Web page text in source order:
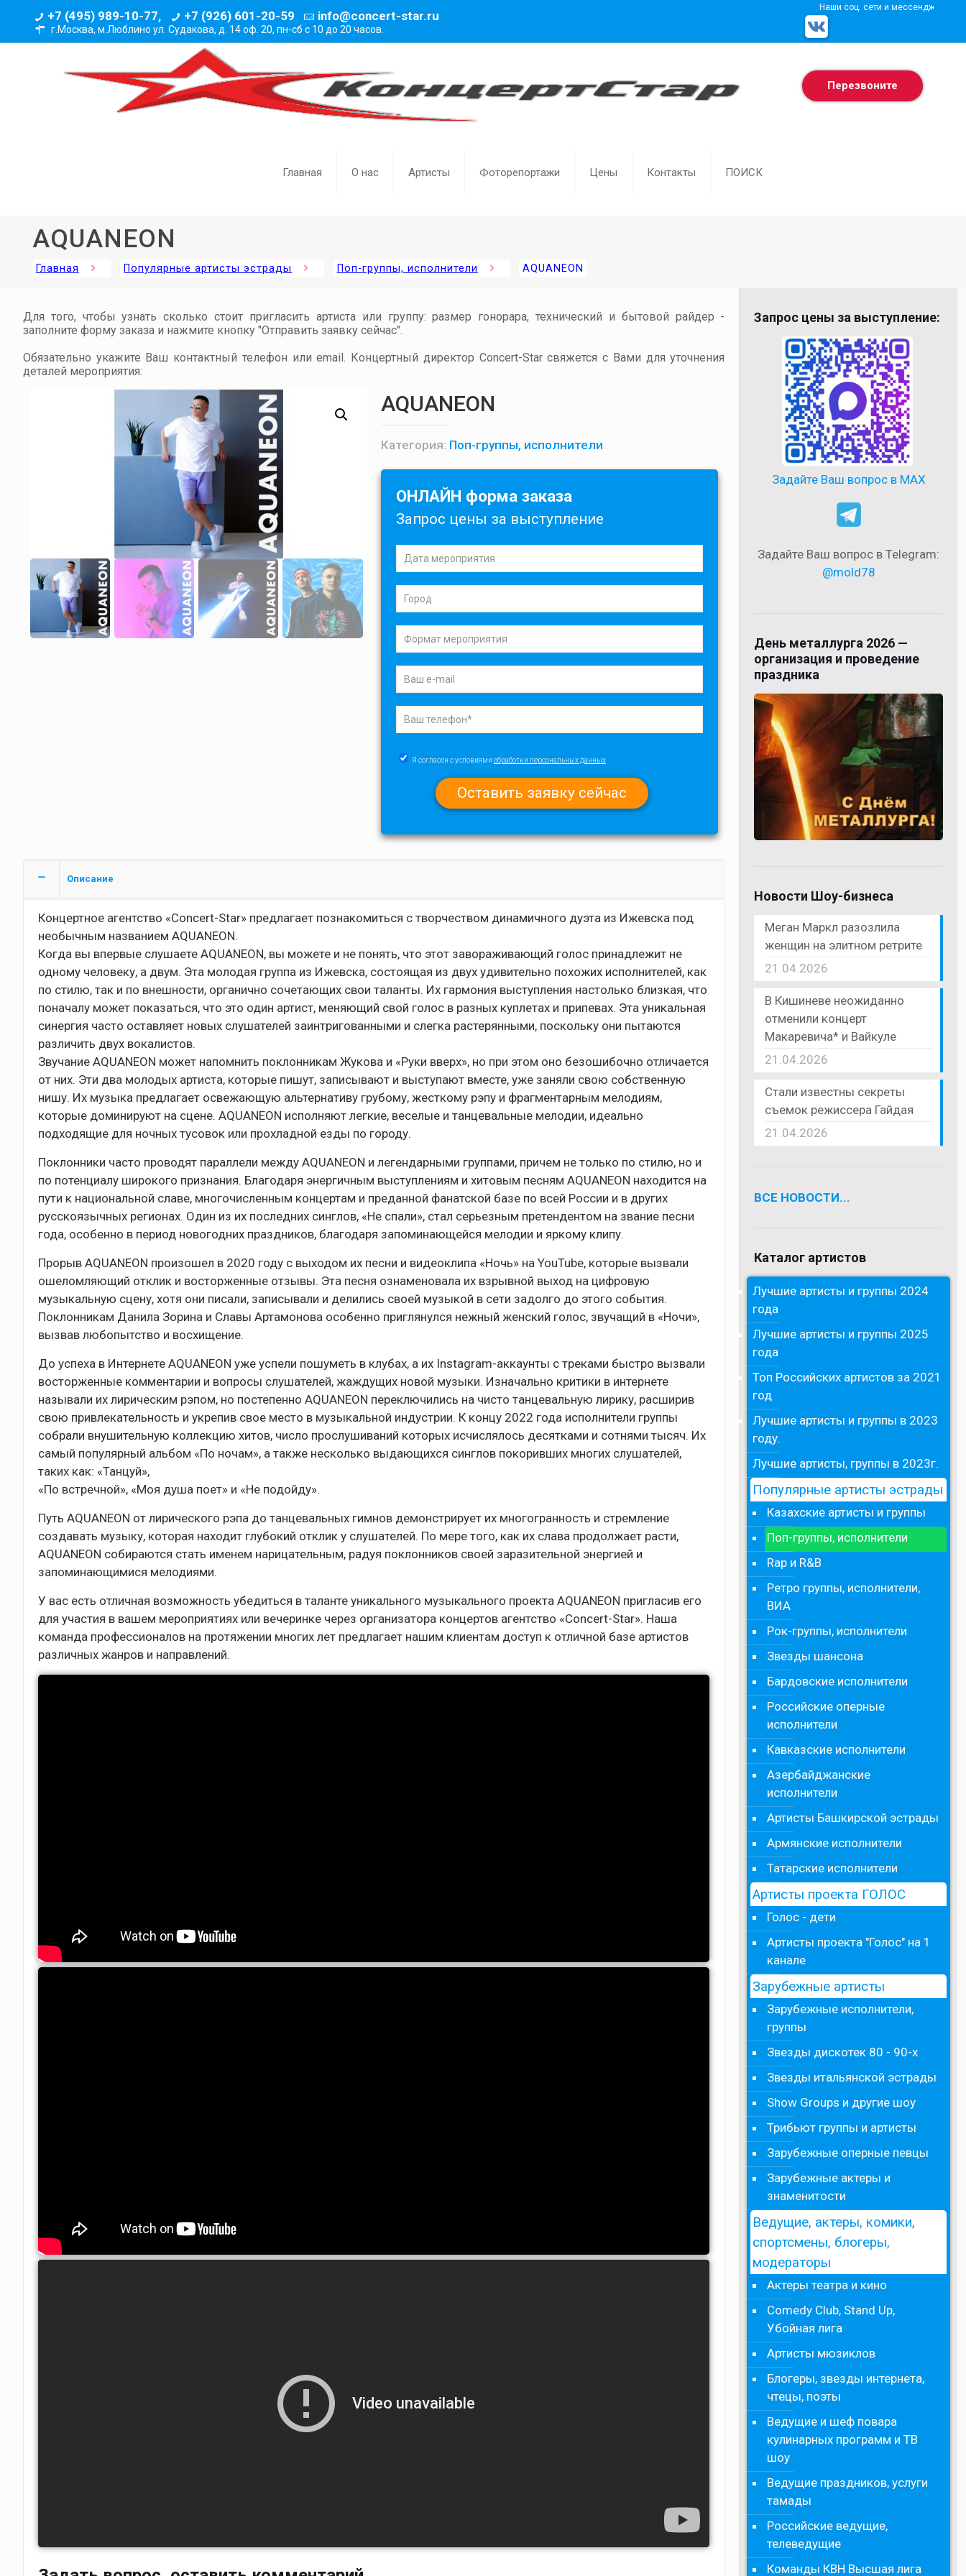
+7 (495) 989-10-77, +7 (926) 601-20-59 info@concert-star.ru
г.Москва, м.Люблино ул. Судакова, д. 14 оф. 20, пн-сб с 10 до 20 часов.
Наши соц. сети и мессенджеры
Главная О нас Артисты Фоторепортажи Цены Контакты ПОИСК
Перезвоните
AQUANEON
Главная Популярные артисты эстрады Поп-группы, исполнители AQUANEON
Для того, чтобы узнать сколько стоит пригласить артиста или группу: размер гонорара, технический и бытовой райдер -
заполните форму заказа и нажмите кнопку "Отправить заявку сейчас".
Обязательно укажите Ваш контактный телефон или email. Концертный директор Concert-Star свяжется с Вами для уточнения
деталей мероприятия:
AQUANEON
Категория: Поп-группы, исполнители
ОНЛАЙН форма заказа
Запрос цены за выступление
Я согласен с условиями обработки персональных данных
Описание
Концертное агентство «Concert-Star» предлагает познакомиться с творчеством динамичного дуэта из Ижевска под
необычным названием AQUANEON.
Когда вы впервые слушаете AQUANEON, вы можете и не понять, что этот завораживающий голос принадлежит не
одному человеку, а двум. Эта молодая группа из Ижевска, состоящая из двух удивительно похожих исполнителей, как
по стилю, так и по внешности, органично сочетающих свои таланты. Их гармония выступления настолько близкая, что
поначалу может показаться, что это один артист, меняющий свой голос в разных куплетах и припевах. Эта уникальная
синергия часто оставляет новых слушателей заинтригованными и слегка растерянными, поскольку они пытаются
различить двух вокалистов.
Звучание AQUANEON может напомнить поклонникам Жукова и «Руки вверх», но при этом оно безошибочно отличается
от них. Эти два молодых артиста, которые пишут, записывают и выступают вместе, уже заняли свою собственную
нишу. Их музыка предлагает освежающую альтернативу грубому, жесткому рэпу и фрагментарным мелодиям,
которые доминируют на сцене. AQUANEON исполняют легкие, веселые и танцевальные мелодии, идеально
подходящие для ночных тусовок или прохладной езды по городу.
Поклонники часто проводят параллели между AQUANEON и легендарными группами, причем не только по стилю, но и
по потенциалу широкого признания. Благодаря энергичным выступлениям и хитовым песням AQUANEON находится на
пути к национальной славе, многочисленным концертам и преданной фанатской базе по всей России и в других
русскоязычных регионах. Один из их последних синглов, «Не спали», стал серьезным претендентом на звание песни
года, особенно в период новогодних праздников, благодаря запоминающейся мелодии и яркому клипу.
Прорыв AQUANEON произошел в 2020 году с выходом их песни и видеоклипа «Ночь» на YouTube, которые вызвали
ошеломляющий отклик и восторженные отзывы. Эта песня ознаменовала их взрывной выход на цифровую
музыкальную сцену, хотя они писали, записывали и делились своей музыкой в сети задолго до этого события.
Поклонникам Данила Зорина и Славы Артамонова особенно приглянулся нежный женский голос, звучащий в «Ночи»,
вызвав любопытство и восхищение.
До успеха в Интернете AQUANEON уже успели пошуметь в клубах, а их Instagram-аккаунты с треками быстро вызвали
восторженные комментарии и вопросы слушателей, жаждущих новой музыки. Изначально критики в интернете
называли их лирическим рэпом, но постепенно AQUANEON переключились на чисто танцевальную лирику, расширив
свою привлекательность и укрепив свое место в музыкальной индустрии. К концу 2022 года исполнители группы
собрали внушительную коллекцию хитов, число прослушиваний которых исчислялось десятками и сотнями тысяч. Их
самый популярный альбом «По ночам», а также несколько выдающихся синглов покоривших многих слушателей,
таких как: «Танцуй»,
«По встречной», «Моя душа поет» и «Не подойду».
Путь AQUANEON от лирического рэпа до танцевальных гимнов демонстрирует их многогранность и стремление
создавать музыку, которая находит глубокий отклик у слушателей. По мере того, как их слава продолжает расти,
AQUANEON собираются стать именем нарицательным, радуя поклонников своей заразительной энергией и
запоминающимися мелодиями.
У вас есть отличная возможность убедиться в таланте уникального музыкального проекта AQUANEON пригласив его
для участия в вашем мероприятиях или вечеринке через организатора концертов агентство «Concert-Star». Наша
команда профессионалов на протяжении многих лет предлагает нашим клиентам доступ к отличной базе артистов
различных жанров и направлений.
Запрос цены за выступление:
Задайте Ваш вопрос в MAX
Задайте Ваш вопрос в Telegram:
@mold78
День металлурга 2026 —
организация и проведение
праздника
Новости Шоу-бизнеса
Меган Маркл разозлила
женщин на элитном ретрите
21.04.2026
В Кишиневе неожиданно
отменили концерт
Макаревича* и Вайкуле
21.04.2026
Стали известны секреты
съемок режиссера Гайдая
21.04.2026
ВСЕ НОВОСТИ...
Каталог артистов
Лучшие артисты и группы 2024
года
Лучшие артисты и группы 2025
года
Топ Российских артистов за 2021
год
Лучшие артисты и группы в 2023
году.
Лучшие артисты, группы в 2023г.
Популярные артисты эстрады
Казахские артисты и группы
Поп-группы, исполнители
Rap и R&B
Ретро группы, исполнители,
ВИА
Рок-группы, исполнители
Звезды шансона
Бардовские исполнители
Российские оперные
исполнители
Кавказские исполнители
Азербайджанские
исполнители
Артисты Башкирской эстрады
Армянские исполнители
Татарские исполнители
Артисты проекта ГОЛОС
Голос - дети
Артисты проекта "Голос" на 1
канале
Зарубежные артисты
Зарубежные исполнители,
группы
Звезды дискотек 80 - 90-х
Звезды итальянской эстрады
Show Groups и другие шоу
Трибьют группы и артисты
Зарубежные оперные певцы
Зарубежные актеры и
знаменитости
Ведущие, актеры, комики,
спортсмены, блогеры,
модераторы
Актеры театра и кино
Comedy Club, Stand Up,
Убойная лига
Артисты мюзиклов
Блогеры, звезды интернета,
чтецы, поэты
Ведущие и шеф повара
кулинарных программ и ТВ
шоу
Ведущие праздников, услуги
тамады
Российские ведущие,
телеведущие
Команды КВН Высшая лига